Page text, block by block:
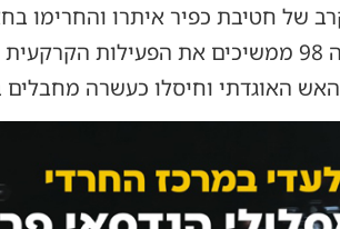
של חטיבת כפיר איתרו והחרימו
טקטי. כוחות אוגדה 98 ממשיכים את
האש האוגדתי וחיסלו כעשרה